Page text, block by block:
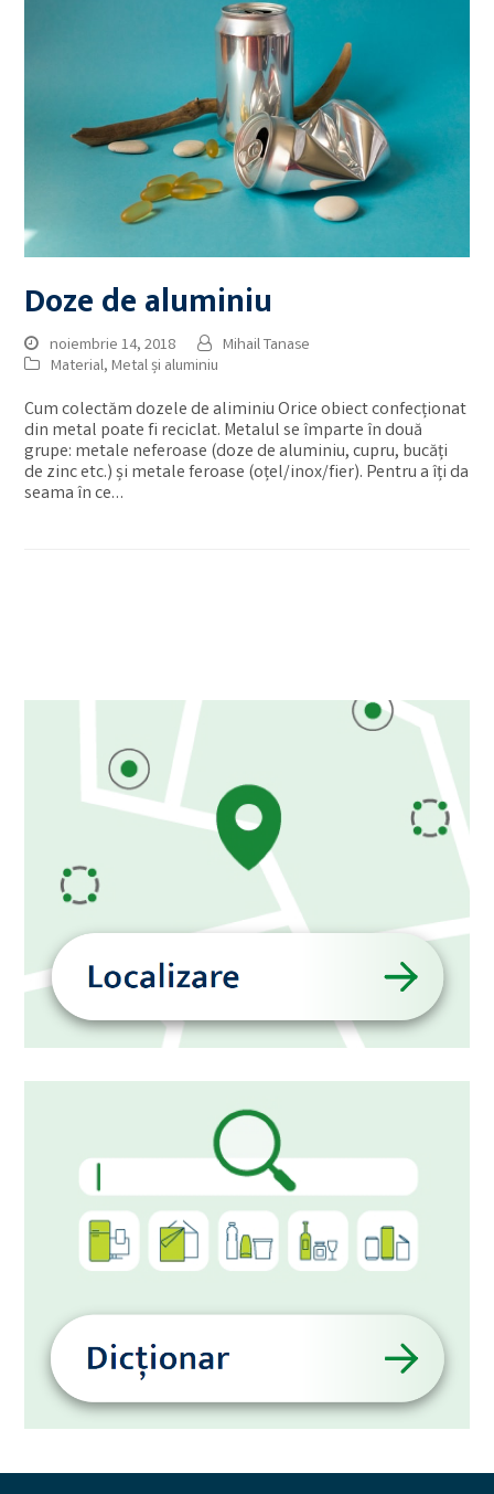
Doze de aluminiu
noiembrie 14, 2018
Mihail Tanase
Material,Metal și aluminiu
Cum colectăm dozele de aliminiu Orice obiect confecționat
din metal poate fi reciclat. Metalul se împarte în două
grupe: metale neferoase (doze de aluminiu, cupru, bucăți
de zinc etc.) și metale feroase (oțel/inox/fier). Pentru a îți da
seama în ce…